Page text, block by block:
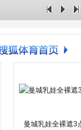
曼城乳娃全裸遮3